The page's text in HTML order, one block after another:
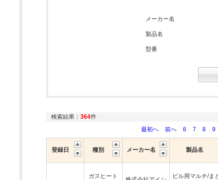
メーカー名
製品名
型番
検索結果： 364件
最初へ
前へ 6 7 8 9
登録日 種別 メーカー名 製品名
ガスヒート
ビル用マルチ/ま